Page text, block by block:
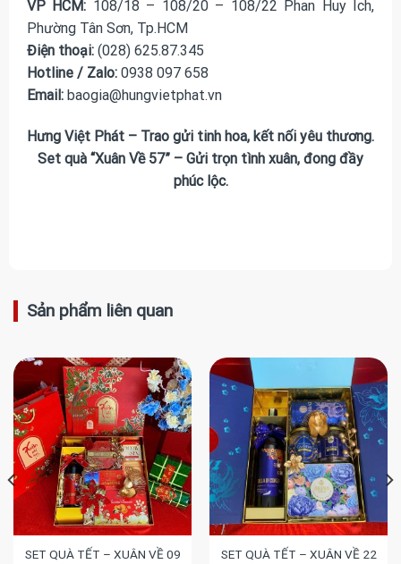
VP HCM: 108/18 – 108/20 – 108/22 Phan Huy Ích,
Phường Tân Sơn, Tp.HCM
Điện thoại:(028) 625.87.345
Hotline / Zalo:0938 097 658
Email: baogia@hungvietphat.vn
Hưng Việt Phát – Trao gửi tinh hoa, kết nối yêu thương.
Set quà “Xuân Về 57” – Gửi trọn tình xuân, đong đầy
phúc lộc.
Sản phẩm liên quan
SET QUÀ TẾT – XUÂN VỀ 09 SET QUÀ TẾT – XUÂN VỀ 22